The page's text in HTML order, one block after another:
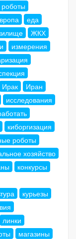
роботы
еда
ЖКХ
измерения
Ирак
Иран
исследования
киборгизация
роботы
хозяйство
конкурсы
курьезы
линки
магазины